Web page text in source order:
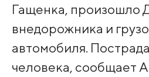
Гащенка, произошло
внедорожника и
автомобиля.
человека, сообщает